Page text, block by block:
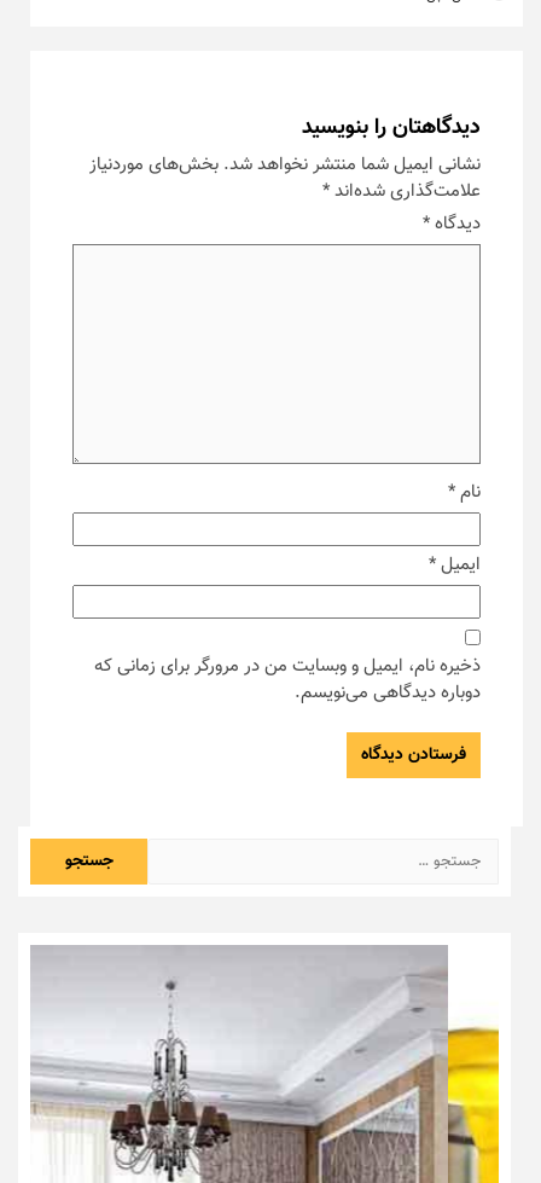
دیدگاهتان را بنویسید
نشانی ایمیل شما منتشر نخواهد شد. بخش‌های موردنیاز
علامت‌گذاری شده‌اند*
دیدگاه*
نام*
ایمیل*
ذخیره نام، ایمیل و وبسایت من در مرورگر برای زمانی که
دوباره دیدگاهی می‌نویسم.
جستجو
برای: